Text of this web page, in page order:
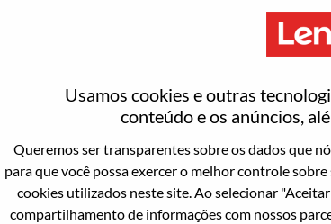
Usamos cookies e outras
conteúdo e os anúncios,
Queremos ser transparentes sobre os dados que
para que você possa exercer o melhor controle sobre
cookies utilizados neste site. Ao selecionar
compartilhamento de informações com nossos
associated with your account,
email um link para você redefinir sua
email
Continuar